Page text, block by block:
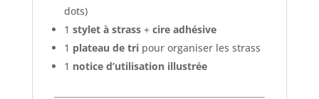
dots)
1 stylet à strass+ cire adhésive
1 plateau de tripour organiser les strass
1 notice d’utilisation illustrée